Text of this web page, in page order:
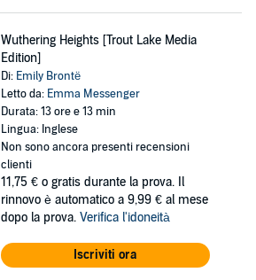
Wuthering Heights [Trout Lake Media
Edition]
Di: Emily Brontë
Letto da: Emma Messenger
Durata: 13 ore e 13 min
Lingua: Inglese
Non sono ancora presenti recensioni
clienti
11,75 € o gratis durante la prova. Il
rinnovo è automatico a 9,99 € al mese
dopo la prova. Verifica l'idoneità
Iscriviti ora